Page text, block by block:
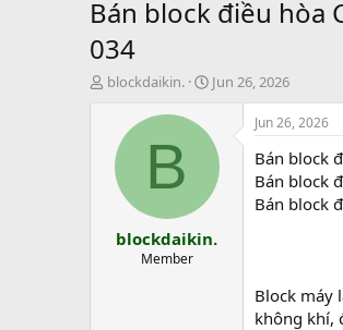
Bán block điều hòa
034
T
blockdaikin.
S
r
d
a
e
Jun 26, 2026
B
blockdaikin.
Member
Jun 26, 2026
Bán block
Bán block
Bán block
Block máy
không khí,